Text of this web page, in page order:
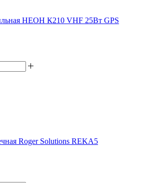
НЕОН К210 VHF 25Вт GPS
Roger Solutions REKA5